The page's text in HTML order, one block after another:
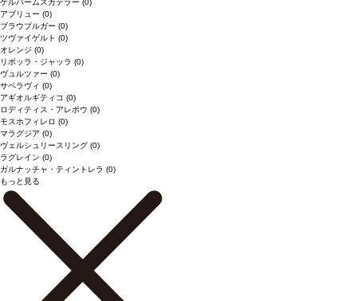
ゲルバームスカテラー (0)
アブリュー (0)
ブラウブルガー (0)
ツヴァイゲルト (0)
オレンジ (0)
リボッラ・ジャッラ (0)
ヴュルツァー (0)
サペラヴィ (0)
アギオルギティコ (0)
ロディティス・アレポウ (0)
モスホフィレロ (0)
マラグジア (0)
ヴェルシュリースリング (0)
ラグレイン (0)
ガルナッチャ・ティントレラ (0)
もっと見る